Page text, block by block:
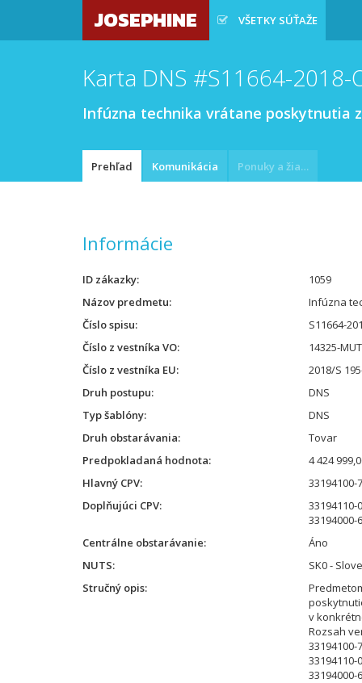
JOSEPHINE VŠETKY SÚŤAŽE
Karta DNS #S11664-2018-
Infúzna technika vrátane poskytnutia
Prehľad Komunikácia Ponuky a žiadosti
Informácie
ID zákazky
1059
Názov predmetu
Infúzna
Číslo spisu
S11664-
Číslo z vestníka VO
14325-MUT
Číslo z vestníka EU
2018/S
Druh postupu
DNS
Typ šablóny
DNS
Druh obstarávania
Tovar
Predpokladaná hodnota
4 424
Hlavný CPV
Doplňujúci CPV
Centrálne obstarávanie
Áno
NUTS
SK0 -
Stručný opis
v
Rozsah